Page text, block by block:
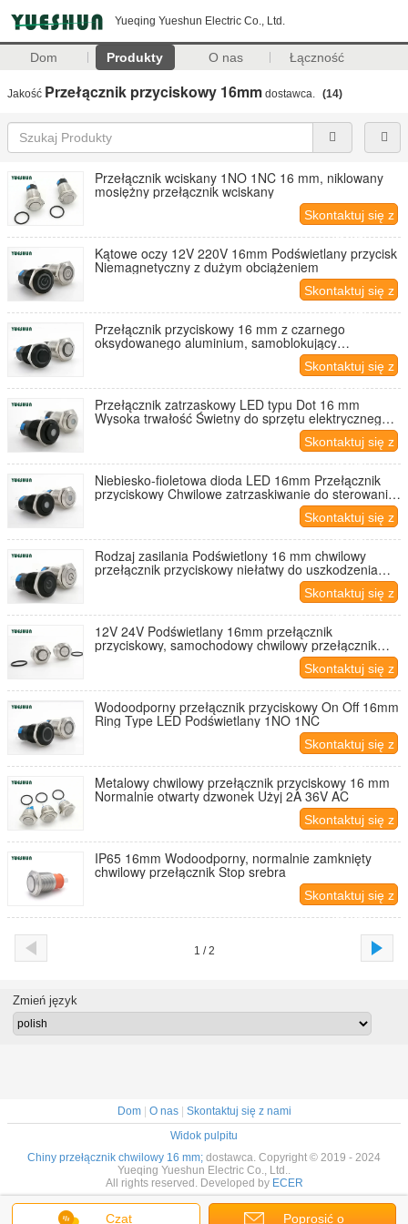
Yueqing Yueshun Electric Co., Ltd.
Dom Produkty O nas Łączność
Jakość Przełącznik przyciskowy 16mm dostawca. (14)
Przełącznik wciskany 1NO 1NC 16 mm, niklowany
mosiężny przełącznik wciskany
Skontaktuj się z
nami
Kątowe oczy 12V 220V 16mm Podświetlany przycisk
Niemagnetyczny z dużym obciążeniem
Skontaktuj się z
nami
Przełącznik przyciskowy 16 mm z czarnego
oksydowanego aluminium, samoblokujący
Skontaktuj się z
nami
Przełącznik zatrzaskowy LED typu Dot 16 mm
Wysoka trwałość Świetny do sprzętu elektrycznego
Skontaktuj się z
nami
Niebiesko-fioletowa dioda LED 16mm Przełącznik
przyciskowy Chwilowe zatrzaskiwanie do sterowania
Skontaktuj się z
nami
Rodzaj zasilania Podświetlony 16 mm chwilowy
przełącznik przyciskowy niełatwy do uszkodzenia
Skontaktuj się z
nami
12V 24V Podświetlany 16mm przełącznik
przyciskowy, samochodowy chwilowy przełącznik
Skontaktuj się z
nami
Wodoodporny przełącznik przyciskowy On Off 16mm
Ring Type LED Podświetlany 1NO 1NC
Skontaktuj się z
nami
Metalowy chwilowy przełącznik przyciskowy 16 mm
Normalnie otwarty dzwonek Użyj 2A 36V AC
Skontaktuj się z
nami
IP65 16mm Wodoodporny, normalnie zamknięty
chwilowy przełącznik Stop srebra
Skontaktuj się z
nami
1 / 2
Czat Poprosić o
Zmień język
Dom| O nas| Skontaktuj się z nami
Widok pulpitu
Chiny przełącznik chwilowy 16 mm; dostawca. Copyright © 2019 - 2024
Yueqing Yueshun Electric Co., Ltd..
All rights reserved. Developed by ECER